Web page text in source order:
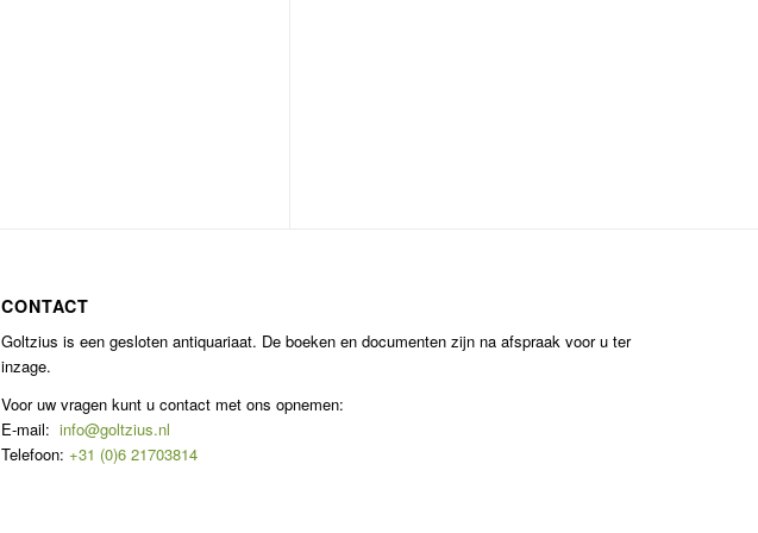
CONTACT
Goltzius is een gesloten antiquariaat. De boeken en documenten zijn na afspraak voor u ter
inzage.
Voor uw vragen kunt u contact met ons opnemen:
E-mail:info@goltzius.nl
Telefoon: +31 (0)6 21703814